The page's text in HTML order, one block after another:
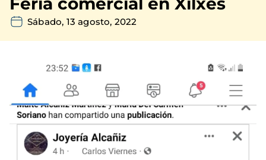
navegación
Sábado, 13 agosto, 2022